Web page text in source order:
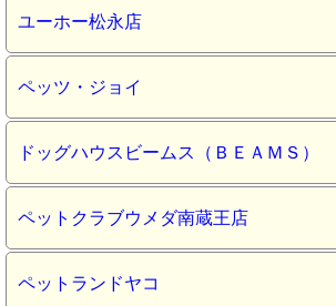
ユーホー松永店
ペッツ・ジョイ
ドッグハウスビームス（ＢＥＡＭＳ）
ペットクラブウメダ南蔵王店
ペットランドヤコ